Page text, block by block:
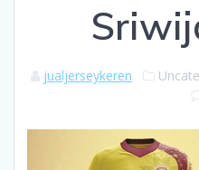
jualjerseykeren